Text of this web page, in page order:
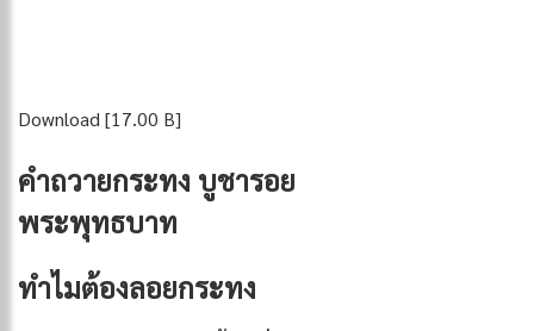
Download [17.00 B]
คำถวายกระทง บูชารอย
พระพุทธบาท
ทำไมต้องลอยกระทง